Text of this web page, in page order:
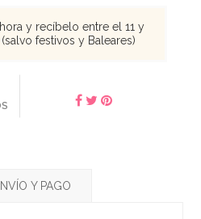
y recíbelo entre el 11 y
festivos y Baleares)
Y PAGO